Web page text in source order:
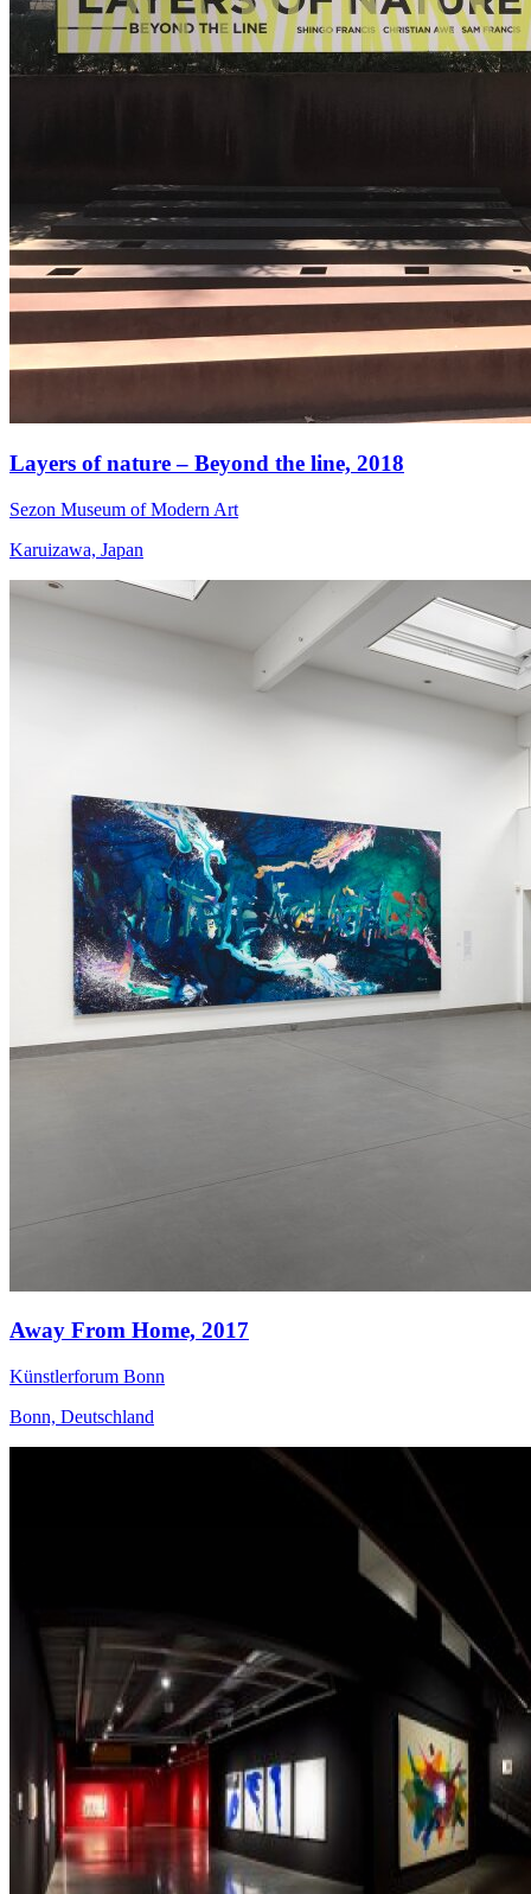
Layers of nature – Beyond the line, 2018
Sezon Museum of Modern Art
Karuizawa, Japan
Away From Home, 2017
Künstlerforum Bonn
Bonn, Deutschland